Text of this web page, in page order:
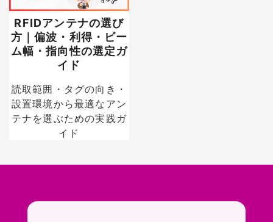
RFIDアンテナの選び
方｜偏波・利得・ビー
ム幅・指向性の選定ガ
イド
読取範囲・タグの向き・
設置環境から最適なアン
テナを選ぶための実践ガ
イド